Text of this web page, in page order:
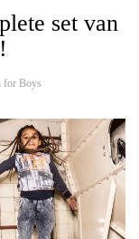
set van
for Boys